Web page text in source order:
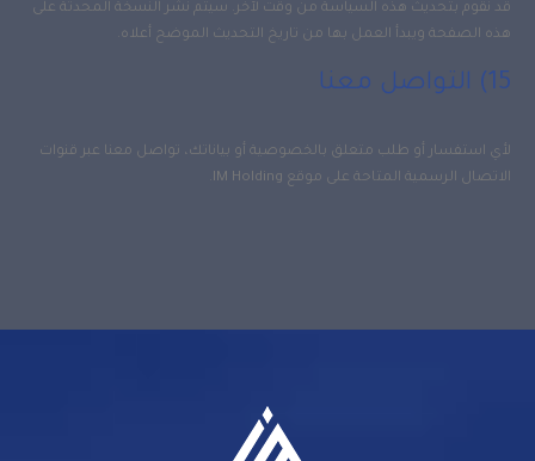
قد نقوم بتحديث هذه السياسة من وقت لآخر. سيتم نشر النسخة المحدثة على
هذه الصفحة ويبدأ العمل بها من تاريخ التحديث الموضح أعلاه.
15) التواصل معنا
لأي استفسار أو طلب متعلق بالخصوصية أو بياناتك، تواصل معنا عبر قنوات
الاتصال الرسمية المتاحة على موقع IM Holding.